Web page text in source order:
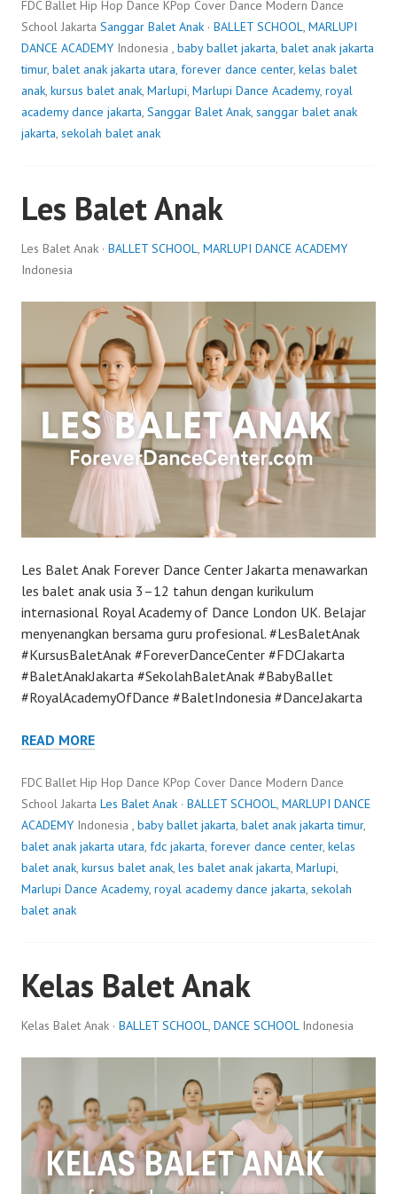
FDC Ballet Hip Hop Dance KPop Cover Dance Modern Dance
School Jakarta Sanggar Balet Anak · BALLET SCHOOL
MARLUPI
DANCE ACADEMY Indonesia , baby ballet jakarta balet anak jakarta
timur, balet anak jakarta utara forever dance center, kelas balet
anak kursus balet anak Marlupi Marlupi Dance Academy, royal
academy dance jakarta Sanggar Balet Anak sanggar balet anak
jakarta sekolah balet anak
Les Balet Anak
Les Balet Anak · BALLET SCHOOL
MARLUPI DANCE ACADEMY
Indonesia
Les Balet Anak Forever Dance Center Jakarta menawarkan
les balet anak usia 3–12 tahun dengan kurikulum
internasional Royal Academy of Dance London UK. Belajar
menyenangkan bersama guru profesional. #LesBaletAnak
#KursusBaletAnak #ForeverDanceCenter #FDCJakarta
#BaletAnakJakarta #SekolahBaletAnak #BabyBallet
#RoyalAcademyOfDance #BaletIndonesia #DanceJakarta
READ MORE
FDC Ballet Hip Hop Dance KPop Cover Dance Modern Dance
School Jakarta Les Balet Anak · BALLET SCHOOL, MARLUPI DANCE
ACADEMY Indonesia , baby ballet jakarta, balet anak jakarta timur,
balet anak jakarta utara, fdc jakarta, forever dance center, kelas
balet anak, kursus balet anak, les balet anak jakarta, Marlupi,
Marlupi Dance Academy, royal academy dance jakarta, sekolah
balet anak
Kelas Balet Anak
Kelas Balet Anak · BALLET SCHOOL, DANCE SCHOOLIndonesia